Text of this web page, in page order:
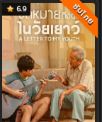
6.9 ซับไทย